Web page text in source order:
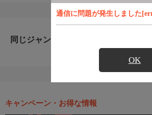
通信に問題が発生しました
OK
同じジャンルのおすすめ番組
キャンペーン・お得な情報